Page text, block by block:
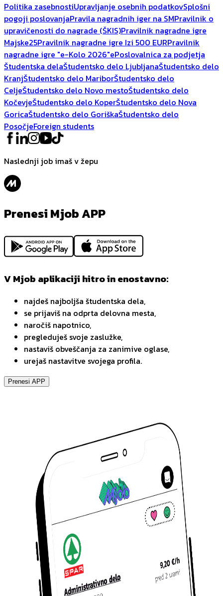
Politika zasebnostiUpravljanje osebnih podatkovSplošni
pogoji poslovanjaPravila nagradnih iger na SMPravilnik o
upravičenosti do nagrade (ŠKIS)Pravilnik nagradne igre
Majske25Pravilnik nagradne igre Izi 500 EURPravilnik
nagradne igre "e-Kolo 2026"ePoslovalnica za podjetja
Študentska delaŠtudentsko delo LjubljanaŠtudentsko delo
KranjŠtudentsko delo MariborŠtudentsko delo
CeljeŠtudentsko delo Novo mestoŠtudentsko delo
KočevjeŠtudentsko delo KoperŠtudentsko delo Nova
GoricaŠtudentsko delo GoriškaŠtudentsko delo
PosočjeForeign students
Naslednji job imaš v žepu
Prenesi Mjob APP
V Mjob aplikaciji hitro in enostavno:
najdeš najboljša študentska dela,
se prijaviš na odprta delovna mesta,
naročiš napotnico,
pregleduješ svoje zaslužke,
nastaviš obveščanja za zanimive oglase,
urejaš nastavitve svojega profila.
Prenesi APP